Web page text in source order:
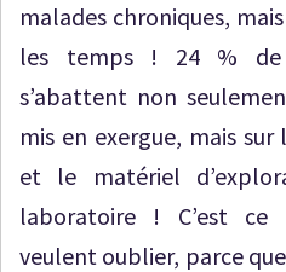
malades chroniques,
les temps ! 24 % de
s’abattent non
mis en exergue, mais
et le matériel
laboratoire ! C’est ce
veulent oublier, parce